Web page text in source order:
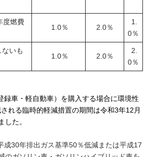
燃費
1.0％ 2.0％
1.
0％
いも
1.0％ 2.0％
2.
0％
録車・軽自動車）を購入する場合に環境性
れる臨時的軽減措置の期間は令和3年12月
した。
年排出ガス基準50％低減または平成17